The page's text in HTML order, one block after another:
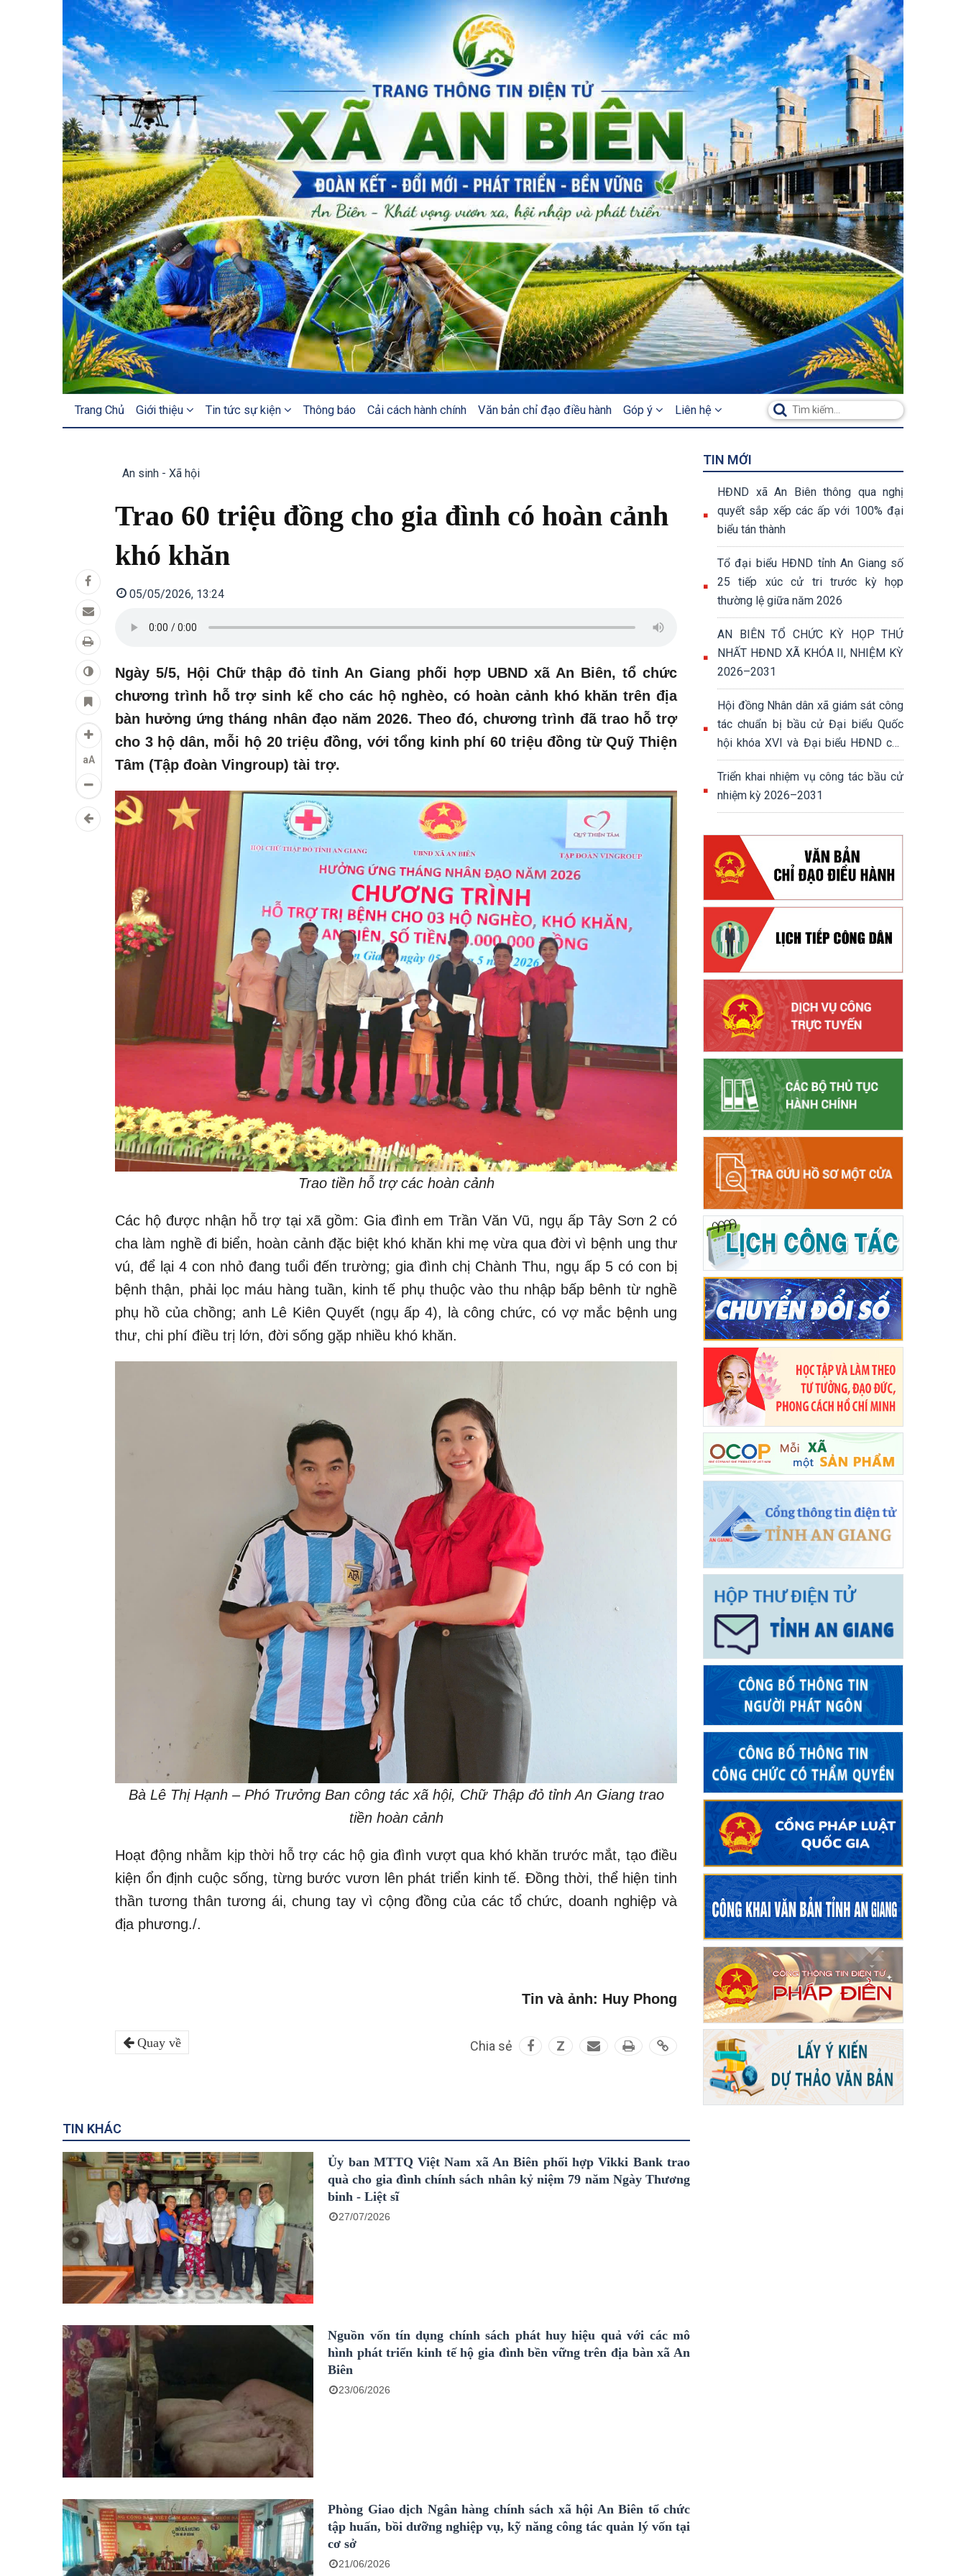
NAVIGATION
Trang Chủ Giới thiệu Tin tức sự kiện Thông báo Cải cách hành chính Văn bản chỉ đạo điều hành Góp ý Liên hệ
aA
An sinh - Xã hội
Trao 60 triệu đồng cho gia đình có hoàn cảnh
khó khăn
05/05/2026, 13:24
Ngày 5/5, Hội Chữ thập đỏ tỉnh An Giang phối hợp UBND xã An Biên, tổ chức
chương trình hỗ trợ sinh kế cho các hộ nghèo, có hoàn cảnh khó khăn trên địa
bàn hưởng ứng tháng nhân đạo năm 2026. Theo đó, chương trình đã trao hỗ trợ
cho 3 hộ dân, mỗi hộ 20 triệu đồng, với tổng kinh phí 60 triệu đồng từ Quỹ Thiện
Tâm (Tập đoàn Vingroup) tài trợ.
Trao tiền hỗ trợ các hoàn cảnh
Các hộ được nhận hỗ trợ tại xã gồm: Gia đình em Trần Văn Vũ, ngụ ấp Tây Sơn 2 có
cha làm nghề đi biển, hoàn cảnh đặc biệt khó khăn khi mẹ vừa qua đời vì bệnh ung thư
vú, để lại 4 con nhỏ đang tuổi đến trường; gia đình chị Chành Thu, ngụ ấp 5 có con bị
bệnh thận, phải lọc máu hàng tuần, kinh tế phụ thuộc vào thu nhập bấp bênh từ nghề
phụ hồ của chồng; anh Lê Kiên Quyết (ngụ ấp 4), là công chức, có vợ mắc bệnh ung
thư, chi phí điều trị lớn, đời sống gặp nhiều khó khăn.
Bà Lê Thị Hạnh – Phó Trưởng Ban công tác xã hội, Chữ Thập đỏ tỉnh An Giang trao
tiền hoàn cảnh
Hoạt động nhằm kịp thời hỗ trợ các hộ gia đình vượt qua khó khăn trước mắt, tạo điều
kiện ổn định cuộc sống, từng bước vươn lên phát triển kinh tế. Đồng thời, thể hiện tinh
thần tương thân tương ái, chung tay vì cộng đồng của các tổ chức, doanh nghiệp và
địa phương./.
Tin và ảnh: Huy Phong
Quay về Chia sẻ Z
TIN KHÁC
Ủy ban MTTQ Việt Nam xã An Biên phối hợp Vikki Bank trao
quà cho gia đình chính sách nhân kỷ niệm 79 năm Ngày Thương
binh - Liệt sĩ
27/07/2026
Nguồn vốn tín dụng chính sách phát huy hiệu quả với các mô
hình phát triển kinh tế hộ gia đình bền vững trên địa bàn xã An
Biên
23/06/2026
Phòng Giao dịch Ngân hàng chính sách xã hội An Biên tổ chức
tập huấn, bồi dưỡng nghiệp vụ, kỹ năng công tác quản lý vốn tại
cơ sở
21/06/2026
TIN MỚI
HĐND xã An Biên thông qua nghị
quyết sắp xếp các ấp với 100% đại
biểu tán thành
Tổ đại biểu HĐND tỉnh An Giang số
25 tiếp xúc cử tri trước kỳ họp
thường lệ giữa năm 2026
AN BIÊN TỔ CHỨC KỲ HỌP THỨ
NHẤT HĐND XÃ KHÓA II, NHIỆM KỲ
2026–2031
Hội đồng Nhân dân xã giám sát công
tác chuẩn bị bầu cử Đại biểu Quốc
hội khóa XVI và Đại biểu HĐND các
cấp nhiệm kỳ 2026-2031
Triển khai nhiệm vụ công tác bầu cử
nhiệm kỳ 2026–2031